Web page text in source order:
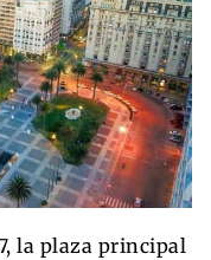
la plaza principal